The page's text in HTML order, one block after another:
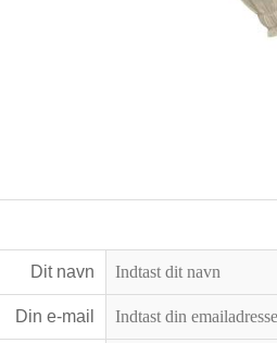
Dit navn
Din e-mail